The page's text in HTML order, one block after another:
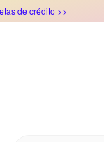
de crédito >>